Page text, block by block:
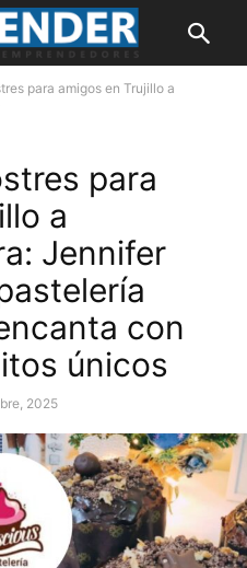
para amigos en Trujillo a
para
a
Jennifer
con
únicos
2025